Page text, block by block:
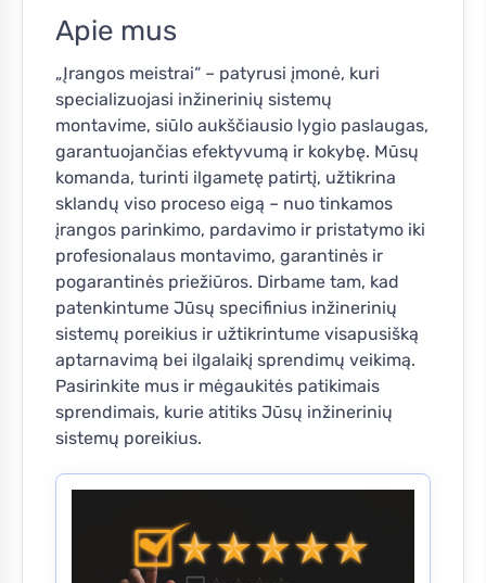
Apie mus
„Įrangos meistrai“ – patyrusi įmonė, kuri
specializuojasi inžinerinių sistemų
montavime, siūlo aukščiausio lygio paslaugas,
garantuojančias efektyvumą ir kokybę. Mūsų
komanda, turinti ilgametę patirtį, užtikrina
sklandų viso proceso eigą – nuo tinkamos
įrangos parinkimo, pardavimo ir pristatymo iki
profesionalaus montavimo, garantinės ir
pogarantinės priežiūros. Dirbame tam, kad
patenkintume Jūsų specifinius inžinerinių
sistemų poreikius ir užtikrintume visapusišką
aptarnavimą bei ilgalaikį sprendimų veikimą.
Pasirinkite mus ir mėgaukitės patikimais
sprendimais, kurie atitiks Jūsų inžinerinių
sistemų poreikius.